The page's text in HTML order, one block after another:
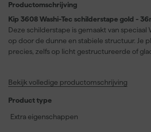
Productomschrijving
Kip 3608 Washi-Tec schilderstape gold -
Deze schilderstape is gemaakt van speciaal
op door de dunne en stabiele structuur. Je
precies, zelfs op licht gestructureerde of
verwijderen zonder lijmresten achter te
deze tape geschikt voor zowel binnen- als
Ook bij langdurig gebruik blijft de tape
scheuren. Dat maakt deze tape geschikt
Bekijk volledige productomschrijving
Product type
Extra eigenschappen